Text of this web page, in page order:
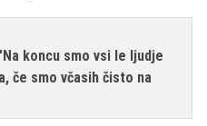
koncu smo vsi le ljudje
če smo včasih čisto na